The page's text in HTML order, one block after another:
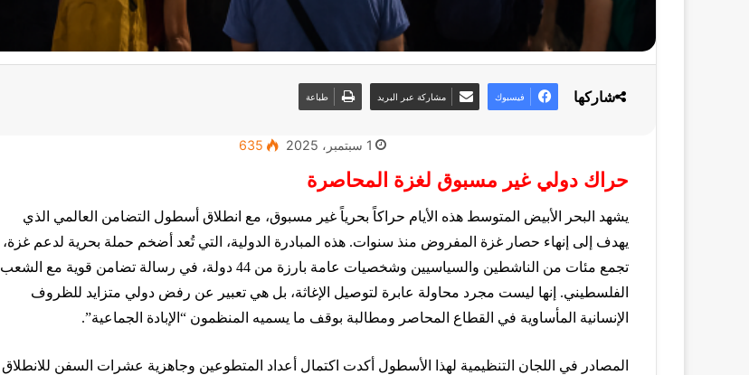
1 سبتمبر، 2025 635
حراك دولي غير مسبوق لغزة المحاصرة
يشهد البحر الأبيض المتوسط هذه الأيام حراكاً بحرياً غير مسبوق، مع انطلاق أسطول التضامن العالمي الذي
يهدف إلى إنهاء حصار غزة المفروض منذ سنوات. هذه المبادرة الدولية، التي تُعد أضخم حملة بحرية لدعم غزة،
تجمع مئات من الناشطين والسياسيين وشخصيات عامة بارزة من 44 دولة، في رسالة تضامن قوية مع الشعب
الفلسطيني. إنها ليست مجرد محاولة عابرة لتوصيل الإغاثة، بل هي تعبير عن رفض دولي متزايد للظروف
الإنسانية المأساوية في القطاع المحاصر ومطالبة بوقف ما يسميه المنظمون “الإبادة الجماعية”.
المصادر في اللجان التنظيمية لهذا الأسطول أكدت اكتمال أعداد المتطوعين وجاهزية عشرات السفن للانطلاق
شاركها فيسبوك مشاركة عبر البريد طباعة